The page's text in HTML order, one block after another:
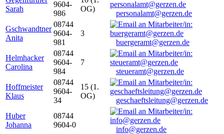
Sarah
9604-
986
OG)
personalamt@gerzen.de
Gschwandtner
Anita
08744
9604-
981
3
buergeramt@gerzen.de
Helmhacker
Carolina
08744
9604-
984
7
steueramt@gerzen.de
Hoffmeister
Klaus
08744
9604-
34
15 (1.
OG)
geschaeftsleitung@gerzen.de
Huber
Johanna
08744
9604-0
info@gerzen.de